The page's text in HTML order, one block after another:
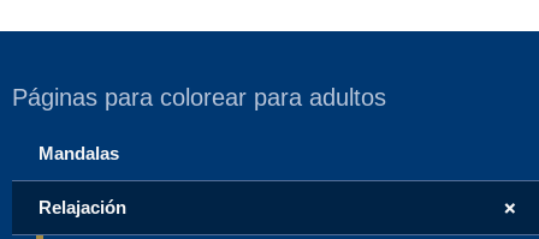
Páginas para colorear para adultos
Mandalas
+
Relajación